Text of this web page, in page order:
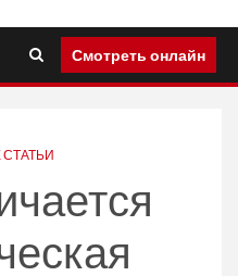
Смотреть онлайн